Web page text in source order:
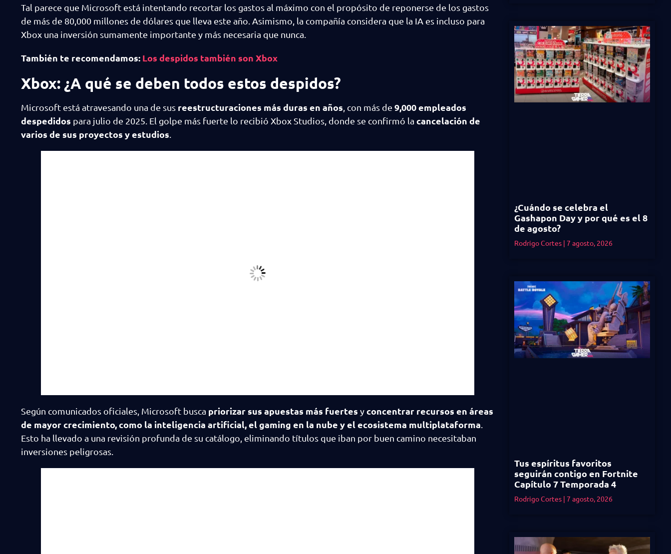
Tal parece que Microsoft está intentando recortar los gastos al máximo con el propósito de reponerse de los gastos
de más de 80,000 millones de dólares que lleva este año. Asimismo, la compañía considera que la IA es incluso para
Xbox una inversión sumamente importante y más necesaria que nunca.
También te recomendamos: Los despidos también son Xbox
Xbox: ¿A qué se deben todos estos despidos?
Microsoft está atravesando una de sus reestructuraciones más duras en años, con más de 9,000 empleados
despedidos para julio de 2025. El golpe más fuerte lo recibió Xbox Studios, donde se confirmó la cancelación de
varios de sus proyectos y estudios.
Según comunicados oficiales, Microsoft busca priorizar sus apuestas más fuertes yconcentrar recursos en áreas
de mayor crecimiento, como la inteligencia artificial, el gaming en la nube y el ecosistema multiplataforma
Esto ha llevado a una revisión profunda de su catálogo, eliminando títulos que iban por buen camino necesitaban
inversiones peligrosas.
¿Cuándo se celebra el
Gashapon Day y por qué es el 8
de agosto?
Rodrigo Cortes 7 agosto, 2026
Tus espíritus favoritos
seguirán contigo en Fortnite
Capítulo 7 Temporada 4
Rodrigo Cortes 7 agosto, 2026